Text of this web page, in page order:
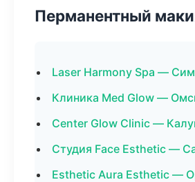
Перманентный
Laser Harmony Spa —
Клиника Med Glow —
Center Glow Clinic —
Студия Face Esthetic —
Esthetic Aura Esthetic —